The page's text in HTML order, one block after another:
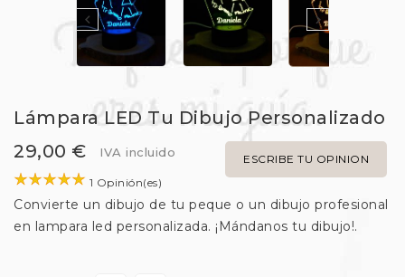
 
Lámpara LED Tu Dibujo Personalizado
29,00 €
ESCRIBE TU OPINION
IVA incluido
1 Opinión(es)
Convierte un dibujo de tu peque o un dibujo profesional
en lampara led personalizada. ¡Mándanos tu dibujo!.